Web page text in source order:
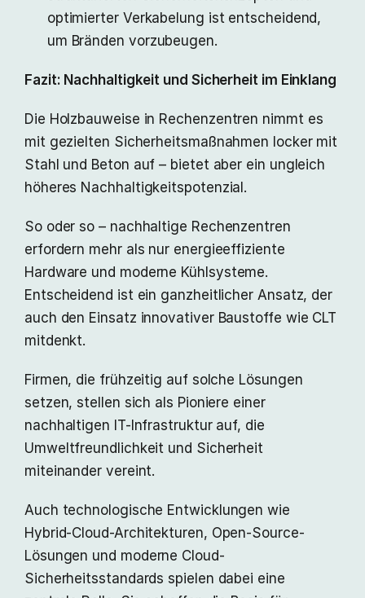
optimierter Verkabelung ist entscheidend,
um Bränden vorzubeugen.
Fazit: Nachhaltigkeit und Sicherheit im Einklang
Die Holzbauweise in Rechenzentren nimmt es
mit gezielten Sicherheitsmaßnahmen locker mit
Stahl und Beton auf – bietet aber ein ungleich
höheres Nachhaltigkeitspotenzial.
So oder so – nachhaltige Rechenzentren
erfordern mehr als nur energieeffiziente
Hardware und moderne Kühlsysteme.
Entscheidend ist ein ganzheitlicher Ansatz, der
auch den Einsatz innovativer Baustoffe wie CLT
mitdenkt.
Firmen, die frühzeitig auf solche Lösungen
setzen, stellen sich als Pioniere einer
nachhaltigen IT-Infrastruktur auf, die
Umweltfreundlichkeit und Sicherheit
miteinander vereint.
Auch technologische Entwicklungen wie
Hybrid-Cloud-Architekturen, Open-Source-
Lösungen und moderne Cloud-
Sicherheitsstandards spielen dabei eine